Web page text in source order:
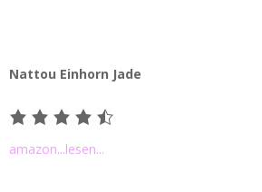
Nattou Einhorn Jade
amazon...lesen...